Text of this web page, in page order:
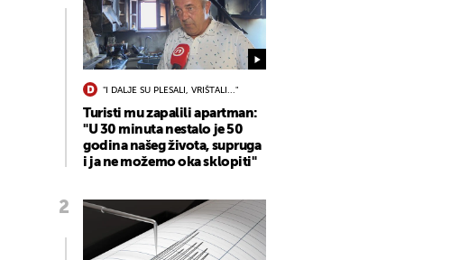
"I DALJE SU PLESALI, VRIŠTALI..."
Turisti mu zapalili apartman:
"U 30 minuta nestalo je 50
godina našeg života, supruga
i ja ne možemo oka sklopiti"